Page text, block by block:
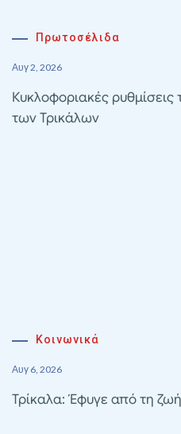
Πρωτοσέλιδα
Αυγ 2, 2026
Κυκλοφοριακές
των Τρικάλων
Κοινωνικά
Αυγ 6, 2026
Τρίκαλα: Έφυγε από τη